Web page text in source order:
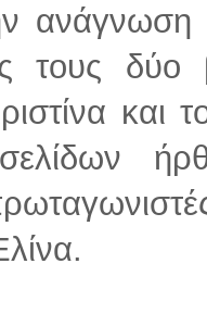
τους